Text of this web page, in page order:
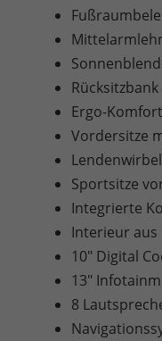
Ergo-
Vordersitze
Sportsitze
Integrierte
Interieur
10" Digital
13"
8